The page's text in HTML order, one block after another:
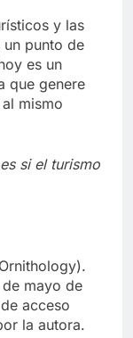
y las
un punto de
es un
que genere
mismo
si el turismo
mayo de
acceso
la autora.